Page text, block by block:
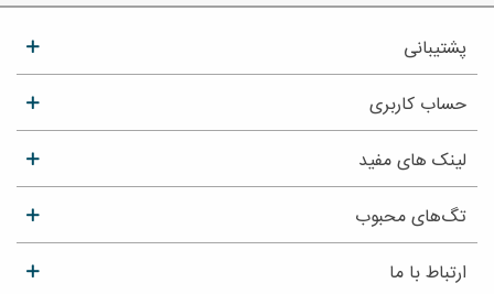
پشتیبانی
حساب کاربری
لینک های مفید
تگ‌های محبوب
ارتباط با ما